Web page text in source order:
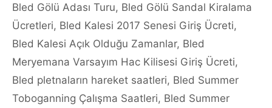
Bled Gölü Adası Turu, Bled Gölü Sandal Kiralama
Ücretleri, Bled Kalesi 2017 Senesi Giriş Ücreti,
Bled Kalesi Açık Olduğu Zamanlar, Bled
Meryemana Varsayım Hac Kilisesi Giriş Ücreti,
Bled pletnaların hareket saatleri, Bled Summer
Toboganning Çalışma Saatleri, Bled Summer